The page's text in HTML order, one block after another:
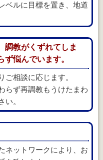
ベルに目標を置き、地道
調教がくずれてしま
悩んでいます。
ご相談に応じます。
らず再調教もうけたまわ
い。
ネットワークにより、お